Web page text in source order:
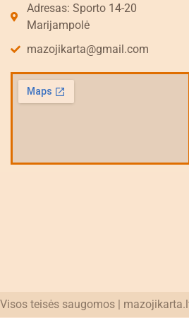
Adresas: Sporto 14-20
Marijampolė
mazojikarta@gmail.com
Visos teisės saugomos |